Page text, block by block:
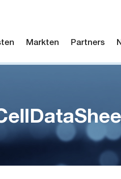
Markten Partners